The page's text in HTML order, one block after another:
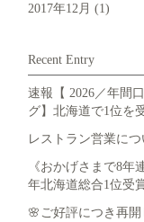
2017年12月 (1)
Recent Entry
速報【 2026／年間
グ】北海道で1位を
レストラン営業につ
《おかげさまで8年
年北海道総合1位受
🌸ご好評につき再開